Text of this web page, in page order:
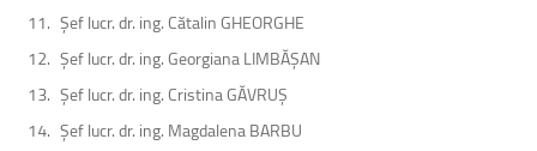
Șef lucr. dr. ing. Cătalin GHEORGHE
Șef lucr. dr. ing. Georgiana LIMBĂȘAN
Șef lucr. dr. ing. Cristina GĂVRUȘ
Șef lucr. dr. ing. Magdalena BARBU